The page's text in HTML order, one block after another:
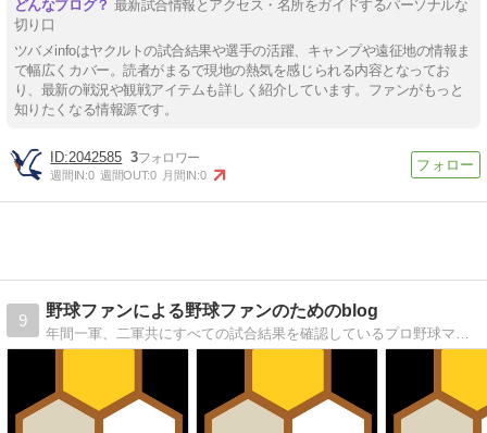
最新試合情報とアクセス・名所をガイドするパーソナルな
切り口
ツバメinfoはヤクルトの試合結果や選手の活躍、キャンプや遠征地の情報ま
で幅広くカバー。読者がまるで現地の熱気を感じられる内容となってお
り、最新の戦況や観戦アイテムも詳しく紹介しています。ファンがもっと
知りたくなる情報源です。
2042585 3
週間IN:0 週間OUT:0 月間IN:0
9
野球ファンによる野球ファンのためのblog
年間一軍、二軍共にすべての試合結果を確認しているプロ野球マニアです。 全てのプロ野球ファンにとって有益な情報を発信しています。 スマホ版アプリゲーム「プロスピA」の方もやっているので、プロスピついての情報も発信しています。